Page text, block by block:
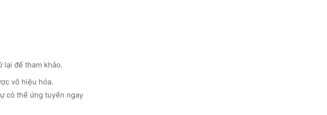
lại để tham khảo.
vô hiệu hóa.
có thể ứng tuyển ngay